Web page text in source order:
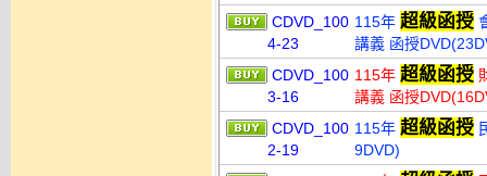
CDVD_100
4-23
115年 超級函授
講義 函授
CDVD_100
3-16
115年 超級函授
講義 函授
CDVD_100
2-19
115年 超級函授
9DVD)